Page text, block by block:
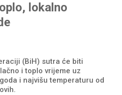
lokalno
(BiH) sutra će biti
i toplo vrijeme uz
i najvišu temperaturu od